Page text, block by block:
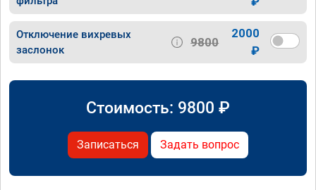
Отключение вихревых
заслонок
9800
2000
₽
Стоимость: 9800 ₽
Записаться Задать вопрос